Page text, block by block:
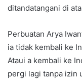
ditandatangani di
Perbuatan Arya
ia tidak kembali ke
Ataui a kembali ke
pergi lagi tanpa izin